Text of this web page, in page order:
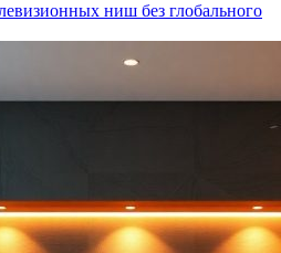
ниш без глобального